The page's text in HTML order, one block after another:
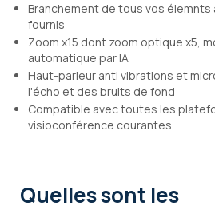
Branchement de tous vos élemnts
fournis
Zoom x15 dont zoom optique x5,
automatique par IA
Haut-parleur anti vibrations et
l'écho et des bruits de fond
Compatible avec toutes les
visioconférence courantes
Quelles sont les